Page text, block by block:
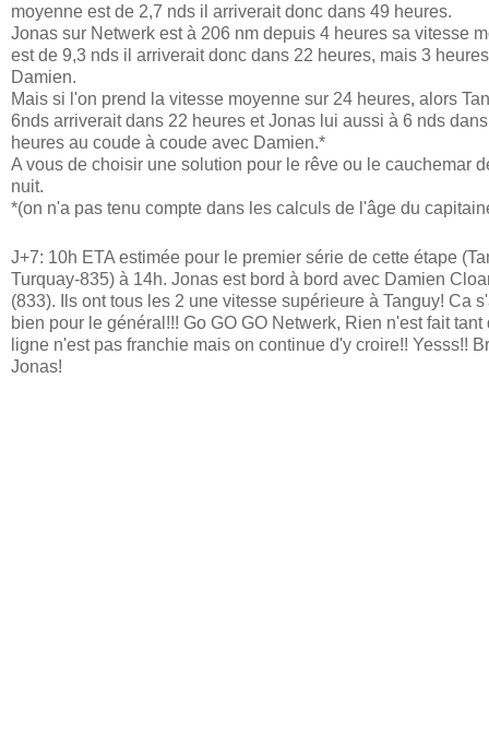
moyenne est de 2,7 nds il arriverait donc dans 49 heures.
Jonas sur Netwerk est à 206 nm depuis 4 heures sa vitesse
est de 9,3 nds il arriverait donc dans 22 heures, mais 3
Damien.
Mais si l'on prend la vitesse moyenne sur 24 heures, alors
6nds arriverait dans 22 heures et Jonas lui aussi à 6 nds
heures au coude à coude avec Damien.*
A vous de choisir une solution pour le rêve ou le cauchemar
nuit.
*(on n'a pas tenu compte dans les calculs de l'âge du
J+7: 10h ETA estimée pour le premier série de cette étape
Turquay-835) à 14h. Jonas est bord à bord avec Damien
(833). Ils ont tous les 2 une vitesse supérieure à Tanguy! Ca
bien pour le général!!! Go GO GO Netwerk, Rien n'est fait tant
ligne n'est pas franchie mais on continue d'y croire!! Yesss!!
Jonas!